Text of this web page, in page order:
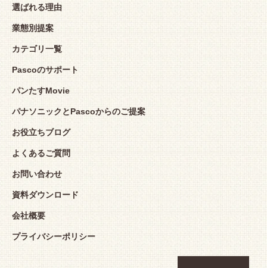
選ばれる理由
業態別提案
カテゴリ一覧
Pascoのサポート
パンたすMovie
パナソニックとPascoからのご提案
お役立ちブログ
よくあるご質問
お問い合わせ
資料ダウンロード
会社概要
プライバシーポリシー